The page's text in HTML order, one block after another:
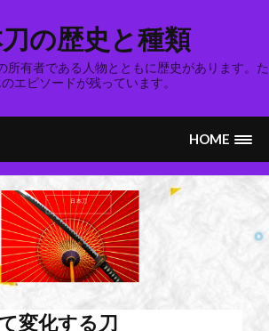
content
の歴史と種類
所有者である人物とともに歴史があります。た
エピソードが残っています。
HOME
日本刀
変化する刀